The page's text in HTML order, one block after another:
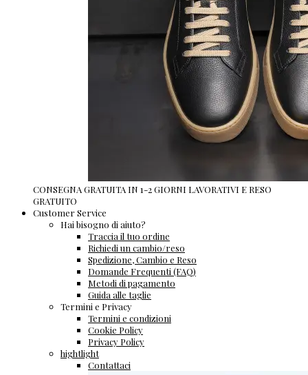
CONSEGNA GRATUITA IN 1-2 GIORNI LAVORATIVI E RESO
GRATUITO
Customer Service
Hai bisogno di aiuto?
Traccia il tuo ordine
Richiedi un cambio/reso
Spedizione, Cambio e Reso
Domande Frequenti (FAQ)
Metodi di pagamento
Guida alle taglie
Termini e Privacy
Termini e condizioni
Cookie Policy
Privacy Policy
hightlight
Contattaci